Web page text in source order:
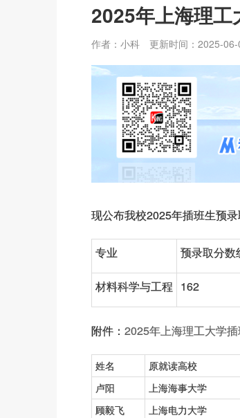
2025年上海理
作者：小科 更新时间：2025-06-
现公布我校2025年插班生预
专业 预录取分数
材料科学与工程 162
附件： 2025年上海理工大学
姓名 原就读高校
卢阳
上海海事大学
顾毅飞
上海电力大学